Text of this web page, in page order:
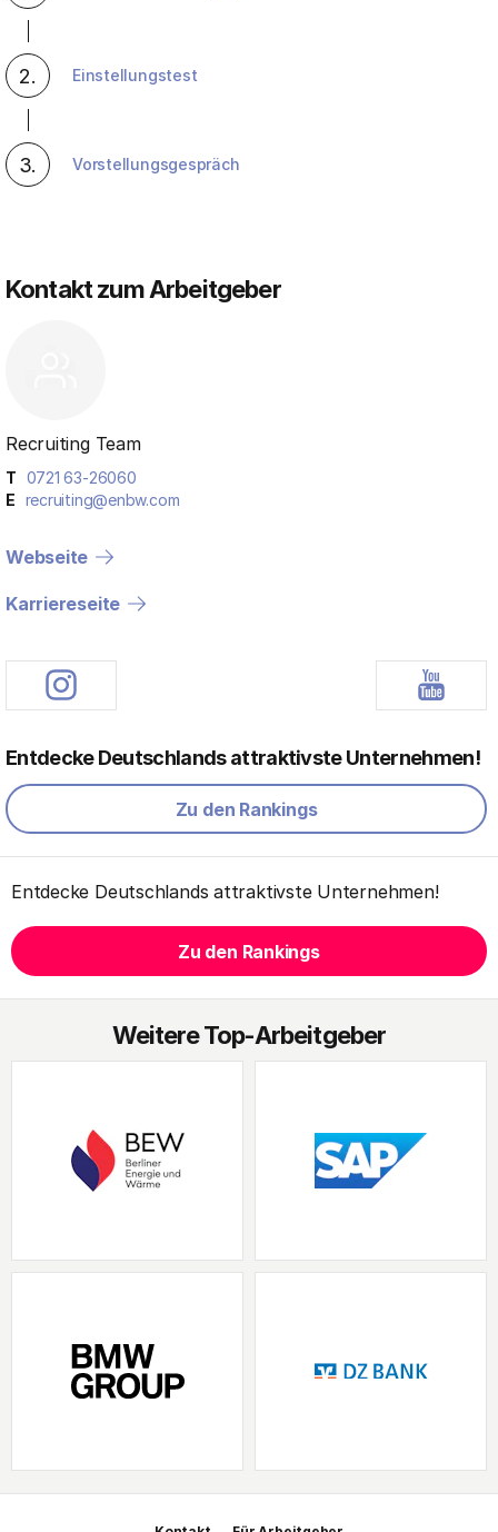
2. Einstellungstest
3. Vorstellungsgespräch
Kontakt zum Arbeitgeber
Recruiting Team
T 0721 63-26060
E recruiting@enbw.com
Webseite
Karriereseite
Entdecke Deutschlands attraktivste Unternehmen!
Zu den Rankings
Entdecke Deutschlands attraktivste Unternehmen!
Zu den Rankings
Weitere Top-Arbeitgeber